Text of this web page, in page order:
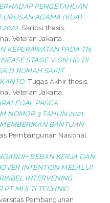
PENGETAHUAN
URUSAN AGAMA (KUA)
2022. Skripsi thesis,
Veteran Jakarta.
KEPERAWATAN PADA TN.
STAGE V ON HD DI
D RUMAH SAKIT
Tugas Akhir thesis,
Veteran Jakarta.
PASCA
NOMOR 3 TAHUN 2021
BANTUAN
Pembangunan Nasional
BEBAN KERJA DAN
INTENTION MELALUI
INTERVENING :
PT MULTI TECHNIC
Pembangunan